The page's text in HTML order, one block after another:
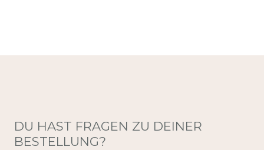
DU HAST FRAGEN ZU DEINER
BESTELLUNG?